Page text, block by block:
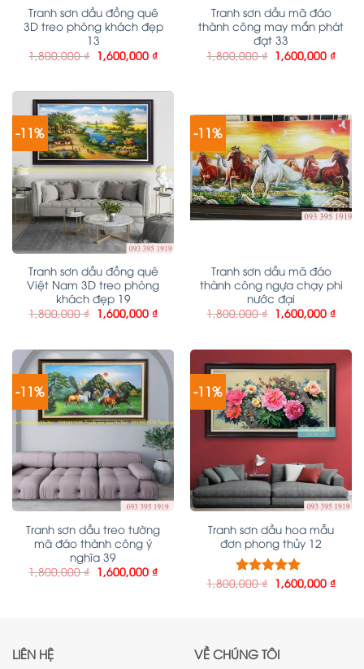
Tranh sơn dầu đồng quê
3D treo phòng khách đẹp
13
1,800,000₫ 1,600,000 ₫
Tranh sơn dầu mã đáo
thành công may mắn phát
đạt 33
1,800,000₫ 1,600,000 ₫
-11%
Tranh sơn dầu đồng quê
Việt Nam 3D treo phòng
khách đẹp 19
1,800,000₫ 1,600,000 ₫
-11%
Tranh sơn dầu mã đáo
thành công ngựa chạy phi
nước đại
1,800,000₫ 1,600,000 ₫
-11%
Tranh sơn dầu treo tường
mã đáo thành công ý
nghĩa 39
1,800,000₫ 1,600,000 ₫
-11%
Tranh sơn dầu hoa mẫu
đơn phong thủy 12
Được xếp
1,800,000₫ 1,600,000 ₫
LIÊN HỆ VỀ CHÚNG TÔI